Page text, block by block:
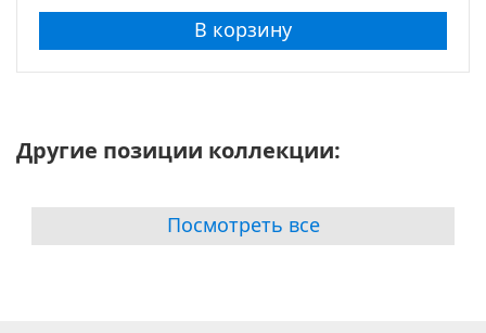
В корзину
Другие позиции коллекции:
Посмотреть все